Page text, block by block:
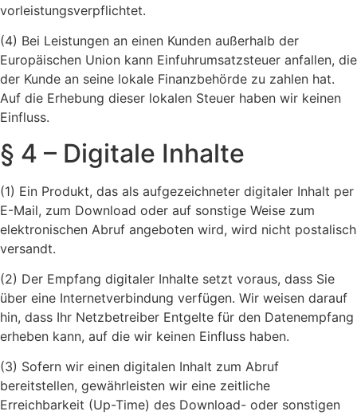
vorleistungsverpflichtet.
(4) Bei Leistungen an einen Kunden außerhalb der
Europäischen Union kann Einfuhrumsatzsteuer anfallen, die
der Kunde an seine lokale Finanzbehörde zu zahlen hat.
Auf die Erhebung dieser lokalen Steuer haben wir keinen
Einfluss.
§ 4 – Digitale Inhalte
(1) Ein Produkt, das als aufgezeichneter digitaler Inhalt per
E-Mail, zum Download oder auf sonstige Weise zum
elektronischen Abruf angeboten wird, wird nicht postalisch
versandt.
(2) Der Empfang digitaler Inhalte setzt voraus, dass Sie
über eine Internetverbindung verfügen. Wir weisen darauf
hin, dass Ihr Netzbetreiber Entgelte für den Datenempfang
erheben kann, auf die wir keinen Einfluss haben.
(3) Sofern wir einen digitalen Inhalt zum Abruf
bereitstellen, gewährleisten wir eine zeitliche
Erreichbarkeit (Up-Time) des Download- oder sonstigen